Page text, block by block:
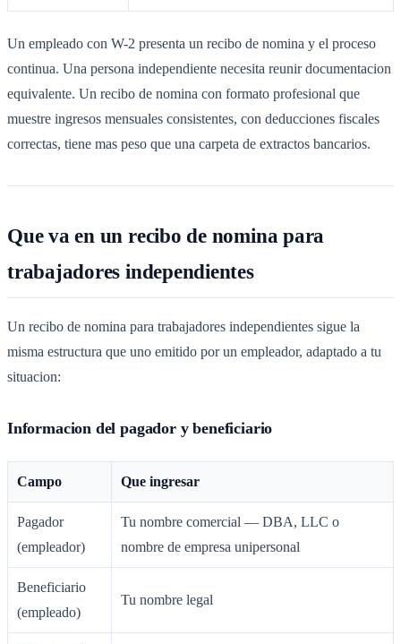
Un empleado con W-2 presenta un recibo de nomina y el proceso
continua. Una persona independiente necesita reunir documentacion
equivalente. Un recibo de nomina con formato profesional que
muestre ingresos mensuales consistentes, con deducciones fiscales
correctas, tiene mas peso que una carpeta de extractos bancarios.
Que va en un recibo de nomina para
trabajadores independientes
Un recibo de nomina para trabajadores independientes sigue la
misma estructura que uno emitido por un empleador, adaptado a tu
situacion:
Informacion del pagador y beneficiario
Campo Que ingresar
Pagador
(empleador)
Tu nombre comercial — DBA, LLC o
nombre de empresa unipersonal
Beneficiario
(empleado)
Tu nombre legal